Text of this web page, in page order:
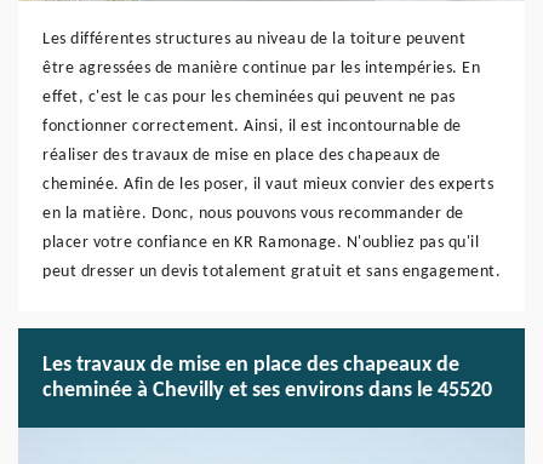
Les différentes structures au niveau de la toiture peuvent
être agressées de manière continue par les intempéries. En
effet, c'est le cas pour les cheminées qui peuvent ne pas
fonctionner correctement. Ainsi, il est incontournable de
réaliser des travaux de mise en place des chapeaux de
cheminée. Afin de les poser, il vaut mieux convier des experts
en la matière. Donc, nous pouvons vous recommander de
placer votre confiance en KR Ramonage. N'oubliez pas qu'il
peut dresser un devis totalement gratuit et sans engagement.
Les travaux de mise en place des chapeaux de
cheminée à Chevilly et ses environs dans le 45520